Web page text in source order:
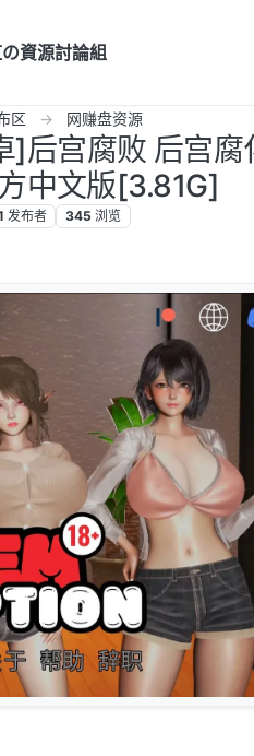
資源討論組
区 网赚盘资源
后宫腐败 后宫腐
中文版[3.81G]
发布者 345 浏览